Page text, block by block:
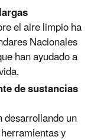
el aire limpio ha
Nacionales
han ayudado a
de sustancias
desarrollando un
y